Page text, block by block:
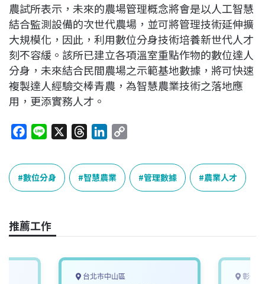
農試所表示，未來的農場管理概念將會是以人工智慧
結合監測設備的次世代農場，並可將管理技術延伸擴
大規模化，因此，利用數位分身技術培養新世代人才
刻不容緩。該所已建立各項溫室重點作物的數位達人
分身，未來結合民間農場之示範基地數據，將可快速
複製達人經驗交棒青農，為智慧農業技術之落地應
用，更添實務人才。
c
e
b
o
k
n
e
r
e
a
n
k
e
n
y
k
數位分身 智慧農業 管理數據 農業人才
推薦工作
台北市中山區 彰化